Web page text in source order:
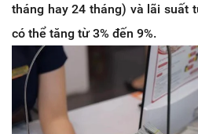
tháng hay 24 tháng) và lãi suất
có thể tăng từ 3% đến 9%.